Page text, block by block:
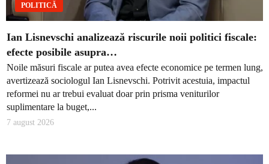
POLITICĂ
Ian Lisnevschi analizează riscurile noii politici fiscale:
efecte posibile asupra…
Noile măsuri fiscale ar putea avea efecte economice pe termen lung,
avertizează sociologul Ian Lisnevschi. Potrivit acestuia, impactul
reformei nu ar trebui evaluat doar prin prisma veniturilor
suplimentare la buget,...
7 august 2026